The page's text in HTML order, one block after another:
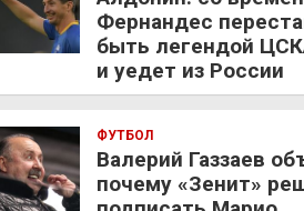
Фернандес
быть легендой
и уедет из России
ФУТБОЛ
Валерий Газзаев
почему «Зенит»